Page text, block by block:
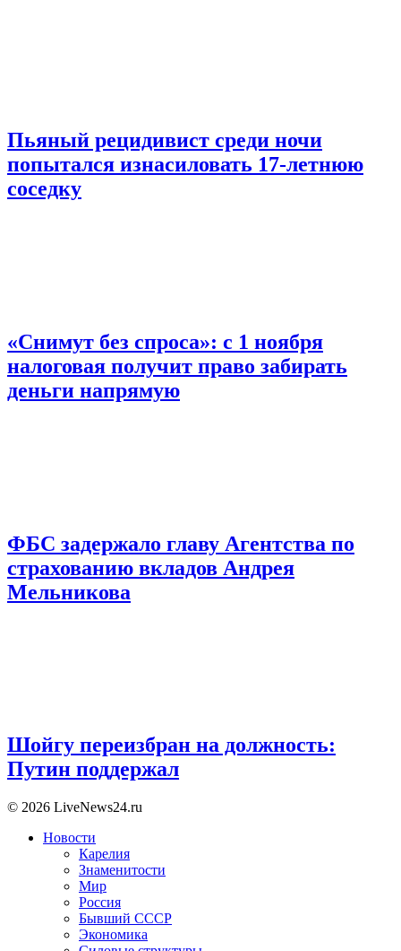
Пьяный рецидивист среди ночи
попытался изнасиловать 17-летнюю
соседку
«Снимут без спроса»: с 1 ноября
налоговая получит право забирать
деньги напрямую
ФБС задержало главу Агентства по
страхованию вкладов Андрея
Мельникова
Шойгу переизбран на должность:
Путин поддержал
© 2026 LiveNews24.ru
Новости
Карелия
Знаменитости
Мир
Россия
Бывший СССР
Экономика